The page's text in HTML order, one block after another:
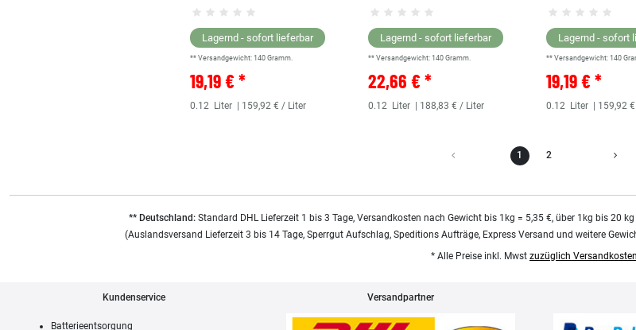
Lagernd - sofort lieferbar
** Versandgewicht: 140 Gramm.
19,19 € *
0.12 Liter | 159,92 € / Liter
Lagernd - sofort lieferbar
** Versandgewicht: 140 Gramm.
22,66 € *
0.12 Liter | 188,83 € / Liter
Lagernd - sofort
** Versandgewicht: 140
19,19 € *
0.12 Liter | 159,92
1 2
** Deutschland:Standard DHL Lieferzeit 1 bis 3 Tage, Versandkosten nach Gewicht bis 1kg = 5,35 €, über 1kg bis 20
(Auslandsversand Lieferzeit 3 bis 14 Tage, Sperrgut Aufschlag, Speditions Aufträge, Express Versand und weitere
* Alle Preise inkl. Mwst zuzüglich Versandkosten
Kundenservice
Batterieentsorgung
Versandpartner